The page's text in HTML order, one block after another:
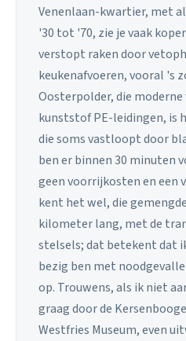
Venenlaan-kwartier, met
'30 tot '70, zie je vaak
verstopt raken door
keukenafvoeren, vooral 's
Oosterpolder, die
kunststof PE-leidingen, is
die soms vastloopt door
ben er binnen 30 minuten
geen voorrijkosten en een
kent het wel, die
kilometer lang, met de
stelsels; dat betekent dat
bezig ben met
op. Trouwens, als ik niet
graag door de
Westfries Museum, even